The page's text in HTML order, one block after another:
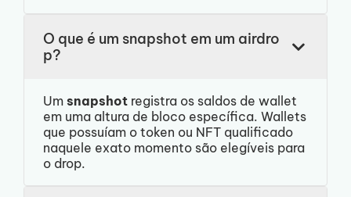
O que é um snapshot em um airdro
p?
Um snapshot registra os saldos de wallet
em uma altura de bloco específica. Wallets
que possuíam o token ou NFT qualificado
naquele exato momento são elegíveis para
o drop.